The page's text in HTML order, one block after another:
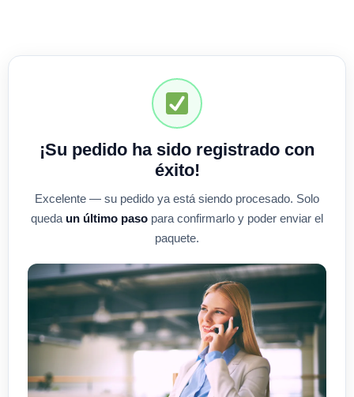
¡Su pedido ha sido registrado con
éxito!
Excelente — su pedido ya está siendo procesado. Solo
queda un último paso para confirmarlo y poder enviar el
paquete.